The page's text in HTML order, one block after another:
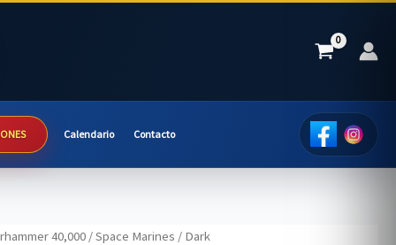
Calendario Contacto
40,000/Space Marines / Dark